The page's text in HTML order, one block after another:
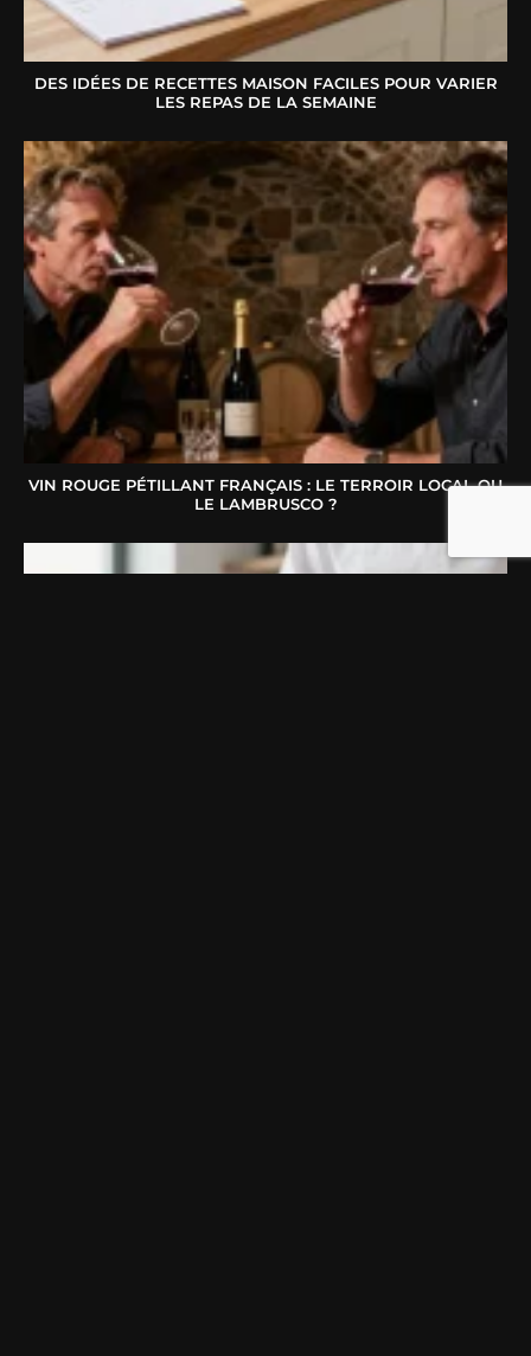
DES IDÉES DE RECETTES MAISON FACILES POUR VARIER
LES REPAS DE LA SEMAINE
VIN ROUGE PÉTILLANT FRANÇAIS : LE TERROIR LOCAL OU
LE LAMBRUSCO ?